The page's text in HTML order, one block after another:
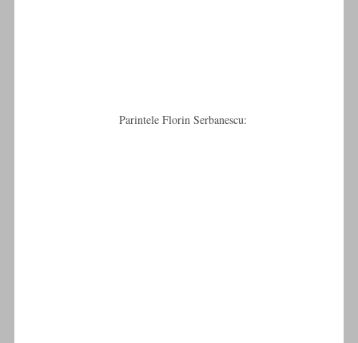
Parintele Florin Serbanescu: